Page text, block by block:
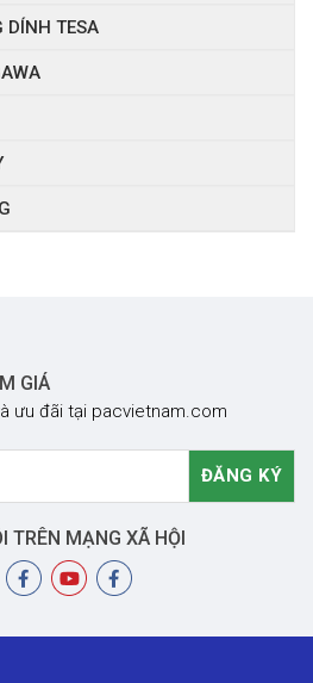
DÍNH TESA
GIÁ
ưu đãi tại pacvietnam.com
TRÊN MẠNG XÃ HỘI